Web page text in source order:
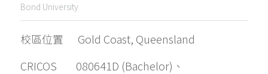
雅思考試相關
繁體中文
繁體中文
info@omniedu.co
Bond University
校區位置      Gold Coast, Queensland
CRICOS        080641D (Bachelor)、